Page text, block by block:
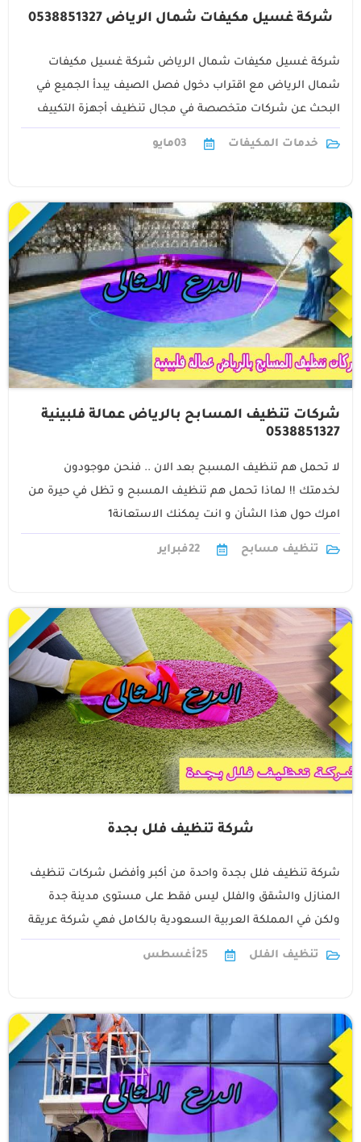
شركة غسيل مكيفات شمال الرياض 0538851327
شركة غسيل مكيفات شمال الرياض شركة غسيل مكيفات
شمال الرياض مع اقتراب دخول فصل الصيف يبدأ الجميع في
البحث عن شركات متخصصة في مجال تنظيف أجهزة التكييف
لكن قد لا1
خدمات المكيفات
03مايو
شركات تنظيف المسابح بالرياض عمالة فلبينية
0538851327
لا تحمل هم تنظيف المسبح بعد الان .. فنحن موجودون
لخدمتك !! لماذا تحمل هم تنظيف المسبح و تظل في حيرة من
امرك حول هذا الشأن و انت يمكنك الاستعانة1
تنظيف مسابح 22فبراير
شركة تنظيف فلل بجدة
شركة تنظيف فلل بجدة واحدة من أكبر وأفضل شركات تنظيف
المنازل والشقق والفلل ليس فقط على مستوى مدينة جدة
ولكن في المملكة العربية السعودية بالكامل فهي شركة عريقة
ومتكاملة توفر1
تنظيف الفلل
25أغسطس